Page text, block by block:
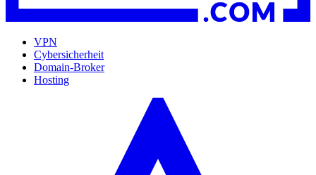
VPN
Cybersicherheit
Domain-Broker
Hosting